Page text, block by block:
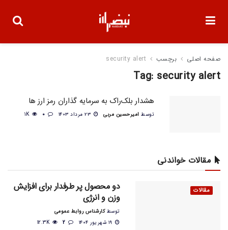
صفحه اصلی برچسب security alert
Tag: security alert
هشدار بلک‌راک به سرمایه گذاران رمز ارز ها
توسط امیرحسین مربی 1K
مقالات خواندنی
مقالات
دو محصول پر طرفدار برای افزایش
وزن و انرژی
توسط کارشناس روابط عمومی
12.3K